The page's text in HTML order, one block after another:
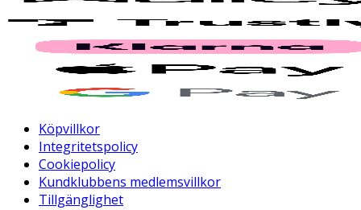
Köpvillkor
Integritetspolicy
Cookiepolicy
Kundklubbens medlemsvillkor
Tillgänglighet